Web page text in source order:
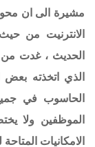
مشيرة الى ان
الانترنيت من
الحديث ، غدت من
الذي اتخذته
الحاسوب في
الموظفين ولا
الامكانيات المتاحة